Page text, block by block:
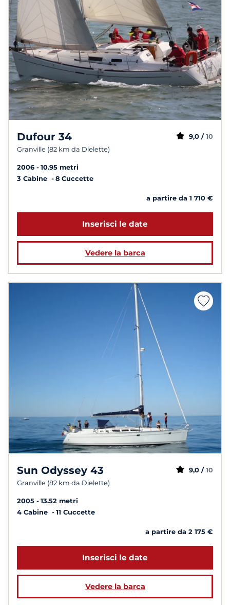
Dufour 34
Granville (82 km da Dielette)
9,0 / 10
2006
10.95 metri
3 Cabine
8 Cuccette
a partire da 1 710 €
Inserisci le date
Vedere la barca
Sun Odyssey 43
Granville (82 km da Dielette)
9,0 / 10
2005
13.52 metri
4 Cabine
11 Cuccette
a partire da 2 175 €
Inserisci le date
Vedere la barca